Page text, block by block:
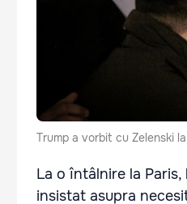
Trump a vorbit cu Zelenski
La o întâlnire la Paris,
insistat asupra